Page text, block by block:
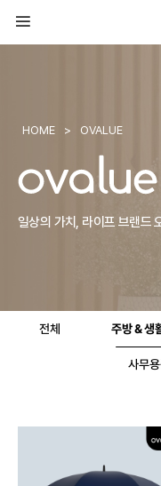
HOME > OVALUE
일상의 가치, 라이프 브랜드
전체 주방＆생
사무